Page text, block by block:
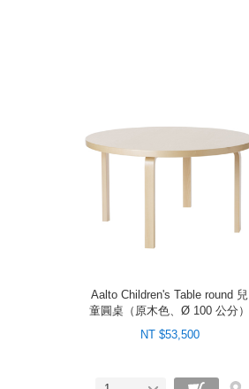
Aalto Children's Table round 兒
童圓桌（原木色、Ø 100 公分）
NT $53,500